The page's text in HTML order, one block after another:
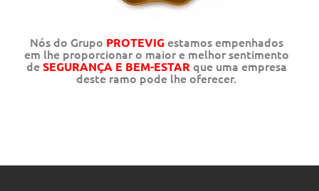
Nós do Grupo PROTEVIGestamos empenhados
em lhe proporcionar o maior e melhor sentimento
deSEGURANÇA E BEM-ESTAR que uma empresa
deste ramo pode lhe oferecer.